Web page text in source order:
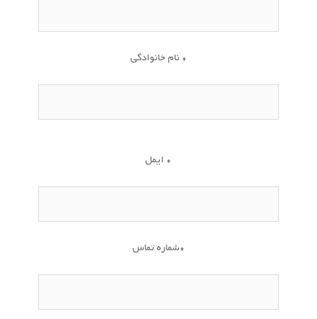
نام خانوادگی *
ایمل *
شماره تماس*